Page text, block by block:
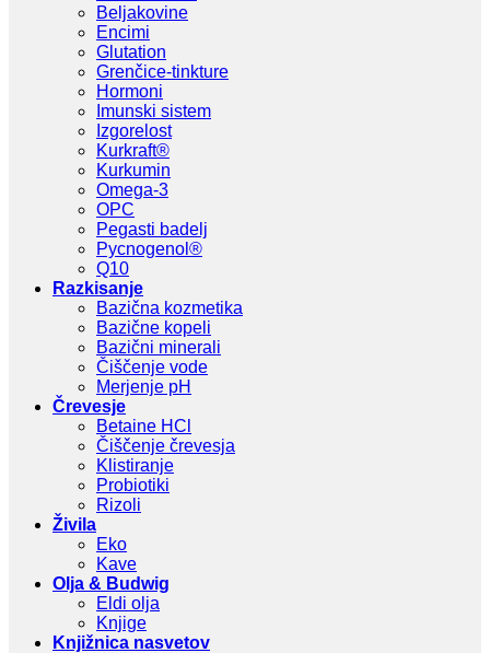
Beljakovine
Encimi
Glutation
Grenčice-tinkture
Hormoni
Imunski sistem
Izgorelost
Kurkraft®
Kurkumin
Omega-3
OPC
Pegasti badelj
Pycnogenol®
Q10
Razkisanje
Bazična kozmetika
Bazične kopeli
Bazični minerali
Čiščenje vode
Merjenje pH
Črevesje
Betaine HCl
Čiščenje črevesja
Klistiranje
Probiotiki
Rizoli
Živila
Eko
Kave
Olja & Budwig
Eldi olja
Knjige
Knjižnica nasvetov